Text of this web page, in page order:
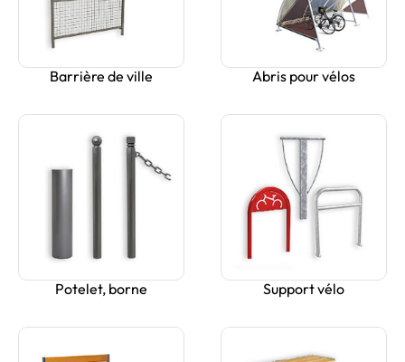
Barrière de ville Abris pour vélos
Potelet, borne Support vélo